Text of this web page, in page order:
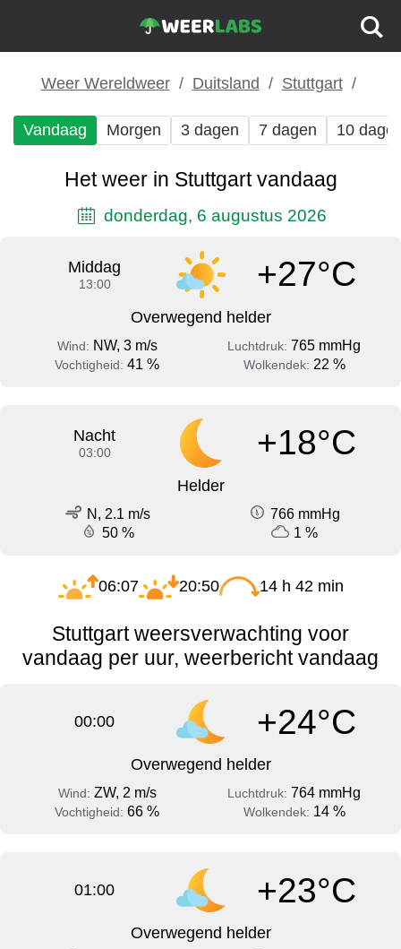
Weer Wereldweer Duitsland Stuttgart
Vandaag Morgen 3 dagen 7 dagen 10
Het weer in Stuttgart vandaag
donderdag, 6 augustus 2026
Middag
13:00 +27°C
Overwegend helder
Wind: NW, 3 m/s Luchtdruk: 765 mmHg
Vochtigheid: 41 % Wolkendek: 22 %
Nacht
03:00 +18°C
Helder
N, 2.1 m/s
766 mmHg
50 %
1 %
06:07 20:50 14 h 42 min
Stuttgart weersverwachting voor
vandaag per uur, weerbericht vandaag
00:00 +24°C
Overwegend helder
Wind: ZW, 2 m/s Luchtdruk: 764 mmHg
Vochtigheid: 66 % Wolkendek: 14 %
01:00 +23°C
Overwegend helder